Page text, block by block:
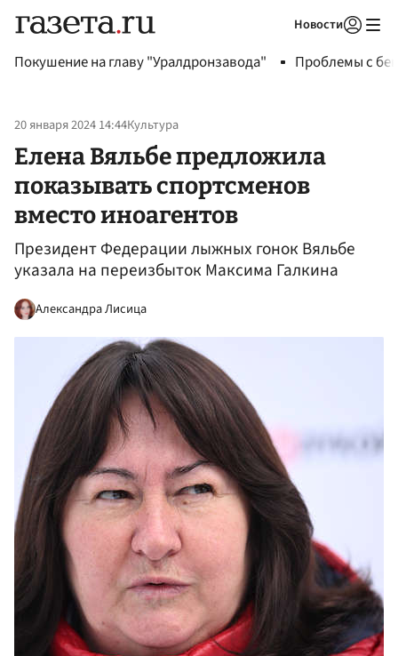
Новости
Покушение на главу "Уралдронзавода" Проблемы с
20 января 2024 14:44Культура
Елена Вяльбе предложила
показывать спортсменов
вместо иноагентов
Президент Федерации лыжных гонок Вяльбе
указала на переизбыток Максима Галкина
Александра Лисица